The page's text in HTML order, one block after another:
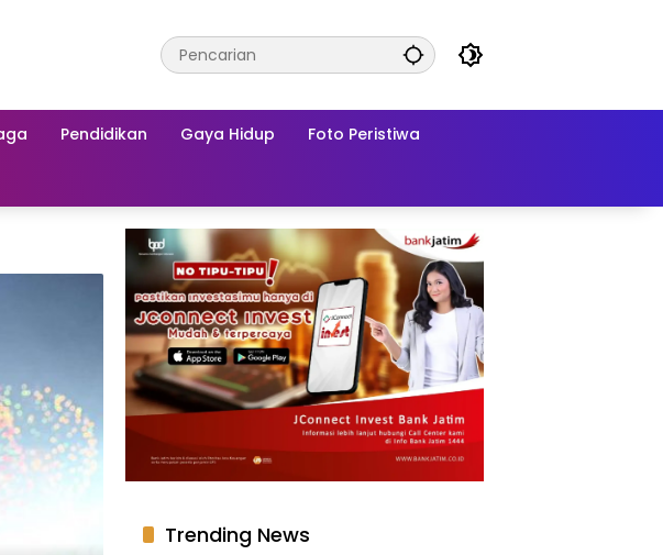
Pendidikan Gaya Hidup Foto Peristiwa
Trending News